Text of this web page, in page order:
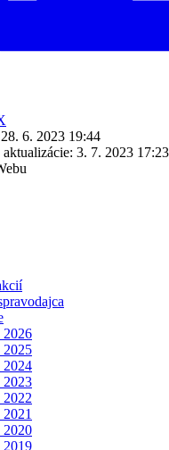
28. 6. 2023 19:44
3. 7. 2023 17:23
2026
2025
2024
2023
2020
2019